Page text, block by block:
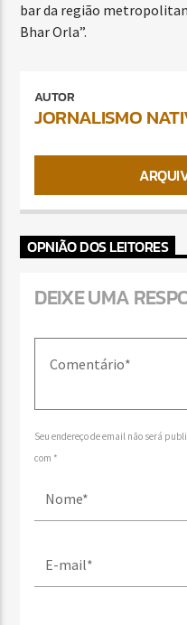
bar da região
Bhar Orla”.
AUTOR
JORNALISMO
OPNIÃO DOS LEITORES
DEIXE UMA
Seu endereço de email não será
com *